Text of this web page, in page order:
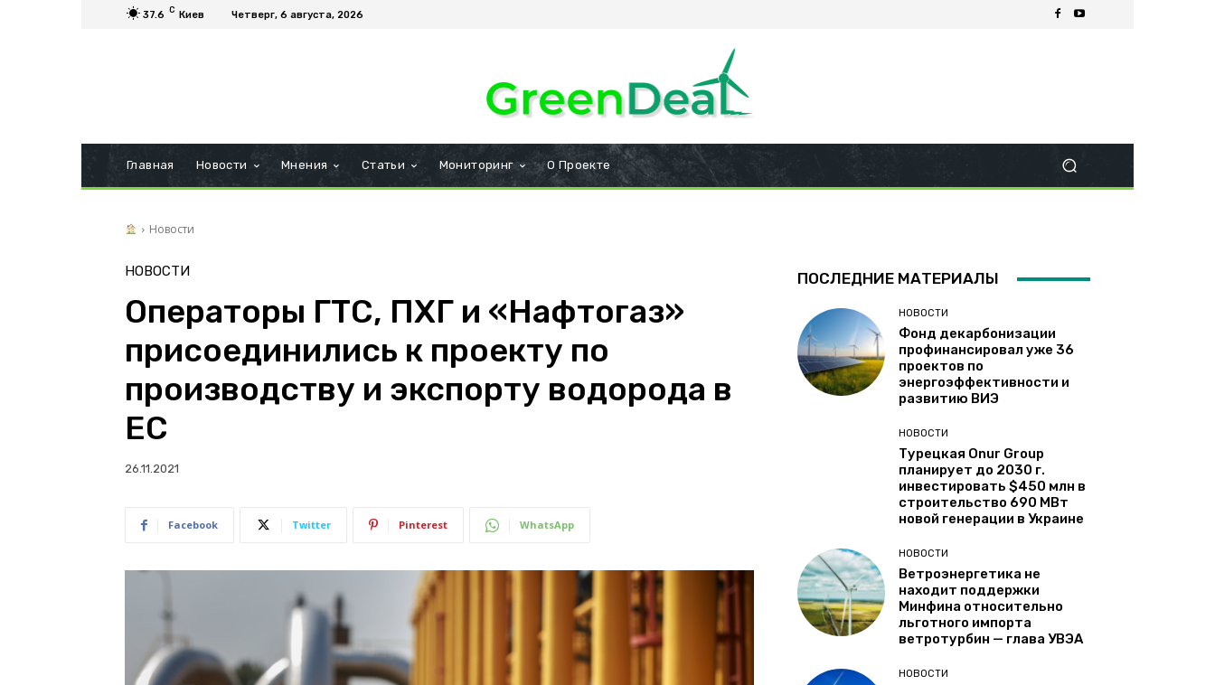
37.6 C Киев Четверг, 6 августа, 2026
Главная Новости Мнения Статьи Мониторинг О Проекте
Новости
НОВОСТИ
Операторы ГТС, ПХГ и «Нафтогаз»
присоединились к проекту по
производству и экспорту водорода в
ЕС
26.11.2021
Facebook Twitter Pinterest WhatsApp
ПОСЛЕДНИЕ МАТЕРИАЛЫ
НОВОСТИ
Фонд декарбонизации
профинансировал уже 36
проектов по
энергоэффективности и
развитию ВИЭ
НОВОСТИ
Турецкая Onur Group
планирует до 2030 г.
инвестировать $450 млн в
строительство 690 МВт
новой генерации в Украине
НОВОСТИ
Ветроэнергетика не
находит поддержки
Минфина относительно
льготного импорта
ветротурбин — глава УВЭА
НОВОСТИ